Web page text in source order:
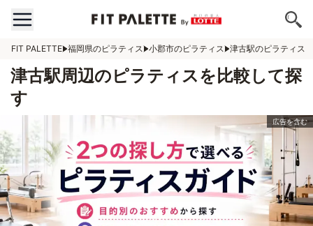
FIT PALETTE 福岡県のピラティス 小郡市のピラティス 津古駅のピラティス
津古駅周辺のピラティスを比較して探
す